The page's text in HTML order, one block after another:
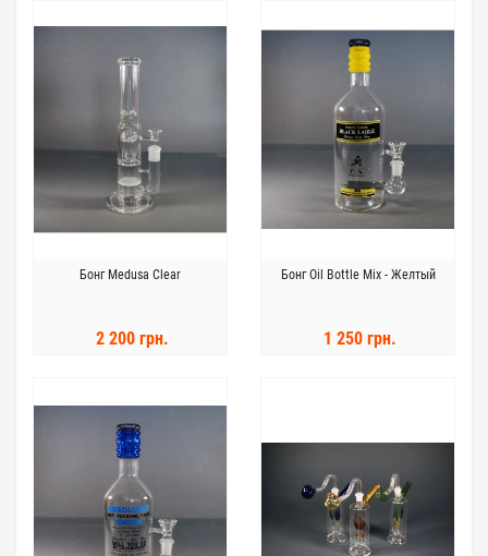
Бонг Medusa Clear
2 200 грн.
Бонг Oil Bottle Mix - Желтый
1 250 грн.